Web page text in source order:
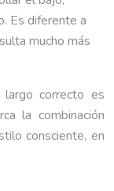
Es diferente a
mucho más
correcto es
la combinación
consciente, en